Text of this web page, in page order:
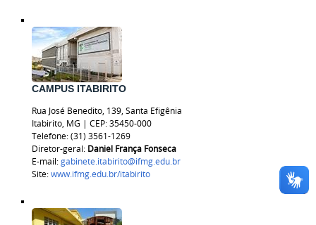
CAMPUS ITABIRITO
Rua José Benedito, 139, Santa Efigênia
Itabirito, MG | CEP: 35450-000
Telefone: (31) 3561-1269
Diretor-geral: Daniel França Fonseca
E-mail:gabinete.itabirito@ifmg.edu.br
Site:www.ifmg.edu.br/itabirito